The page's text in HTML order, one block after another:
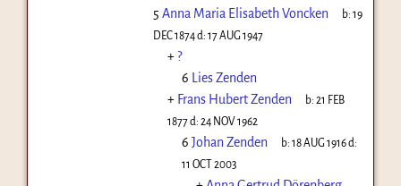
5 Anna Maria Elisabeth Voncken b:19
DEC 1874d: 17 AUG 1947
+ ?
6 Lies Zenden
+ Frans Hubert Zenden b:21 FEB
1877d: 24 NOV 1962
6 Johan Zenden b:18 AUG 1916d:
11 OCT 2003